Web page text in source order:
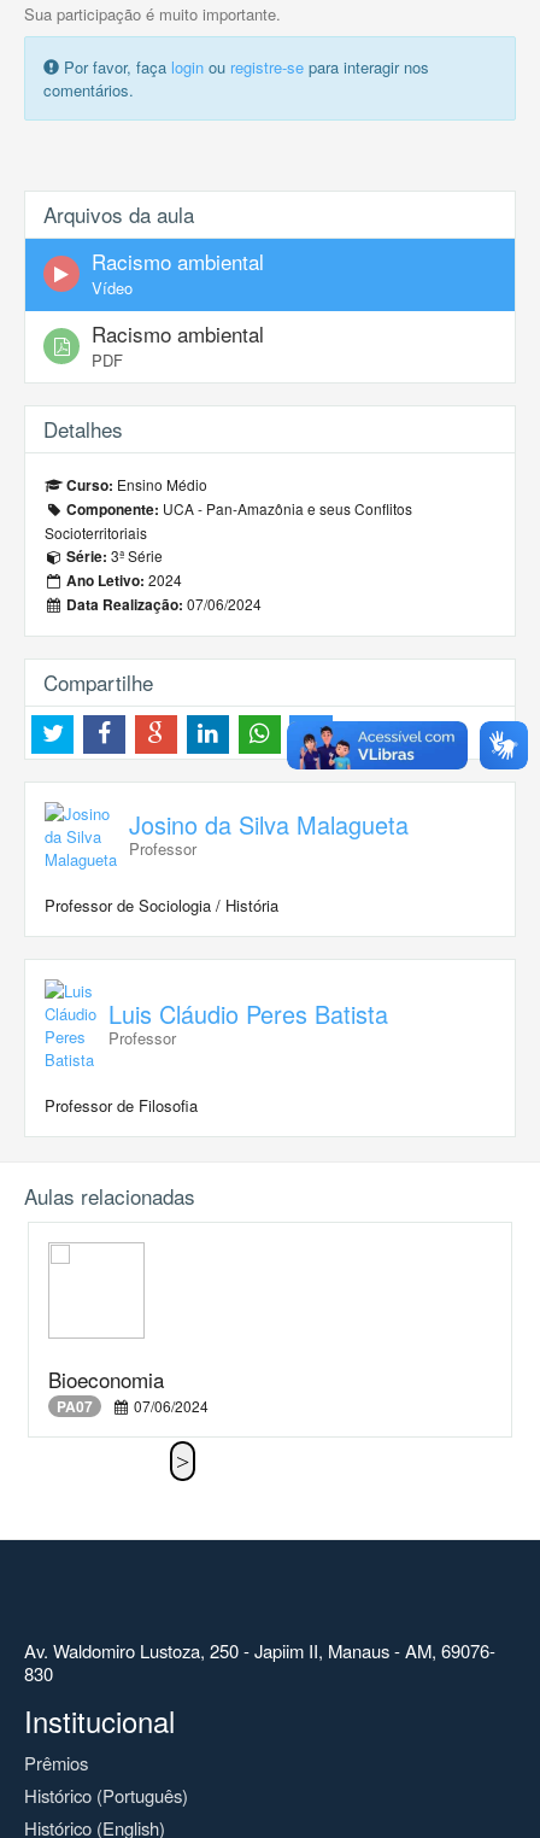
Sua participação é muito importante.
Por favor, faça login ou registre-se para interagir nos
comentários.
Arquivos da aula
Racismo ambiental
Vídeo
Racismo ambiental
PDF
Detalhes
Curso: Ensino Médio
Componente: UCA - Pan-Amazônia e seus Conflitos
Socioterritoriais
Série: 3ª Série
Ano Letivo: 2024
Data Realização: 07/06/2024
Compartilhe
Josino da Silva Malagueta
Professor
Professor de Sociologia / História
Luis Cláudio Peres Batista
Professor
Professor de Filosofia
Aulas relacionadas
Bioeconomia
PA07 07/06/2024
Av. Waldomiro Lustoza, 250 - Japiim II, Manaus - AM, 69076-
830
Institucional
Prêmios
Histórico (Português)
Histórico (English)